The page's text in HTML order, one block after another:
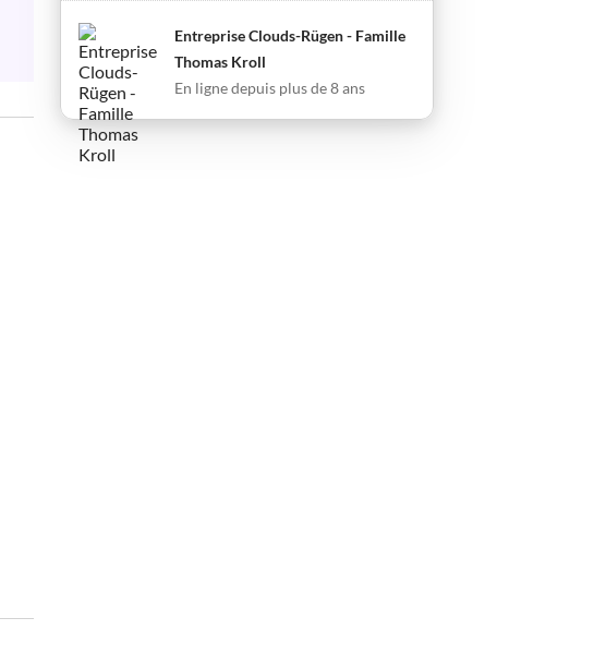
Entreprise Clouds-Rügen - Famille
Thomas Kroll
En ligne depuis plus de 8 ans